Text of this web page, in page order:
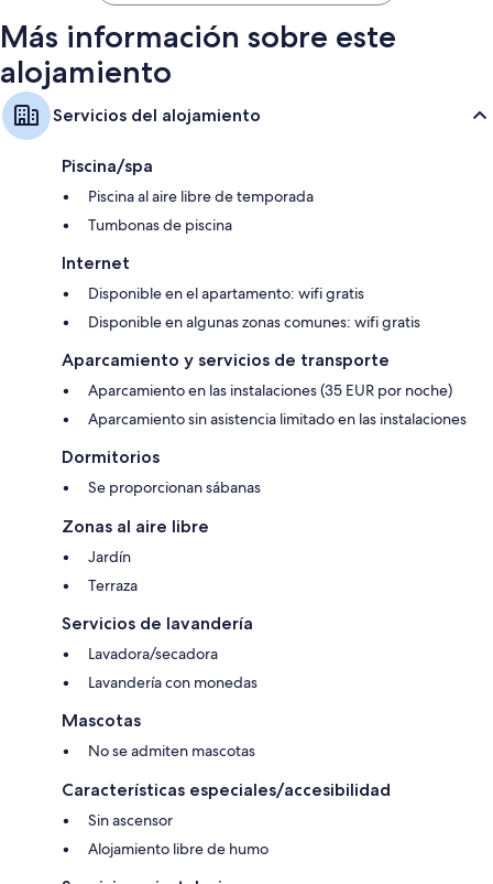
Más información sobre este
alojamiento
Servicios del alojamiento
Piscina/spa
Piscina al aire libre de temporada
Tumbonas de piscina
Internet
Disponible en el apartamento: wifi gratis
Disponible en algunas zonas comunes: wifi gratis
Aparcamiento y servicios de transporte
Aparcamiento en las instalaciones (35 EUR por noche)
Aparcamiento sin asistencia limitado en las instalaciones
Dormitorios
Se proporcionan sábanas
Zonas al aire libre
Jardín
Terraza
Servicios de lavandería
Lavadora/secadora
Lavandería con monedas
Mascotas
No se admiten mascotas
Características especiales/accesibilidad
Sin ascensor
Alojamiento libre de humo